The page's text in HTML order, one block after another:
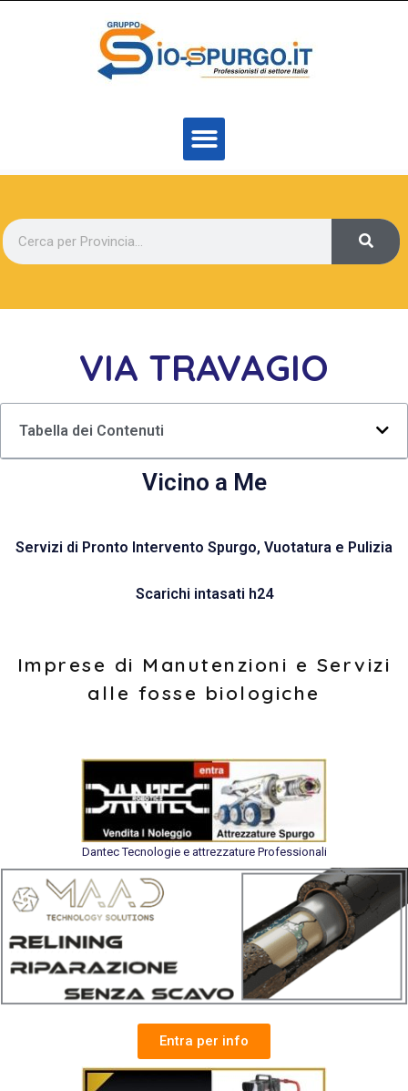
VIA TRAVAGIO
Tabella dei Contenuti
Vicino a Me
Servizi di Pronto Intervento Spurgo, Vuotatura e Pulizia
Scarichi intasati h24
Imprese di Manutenzioni e Servizi
alle fosse biologiche
Dantec Tecnologie e attrezzature Professionali
Entra per info